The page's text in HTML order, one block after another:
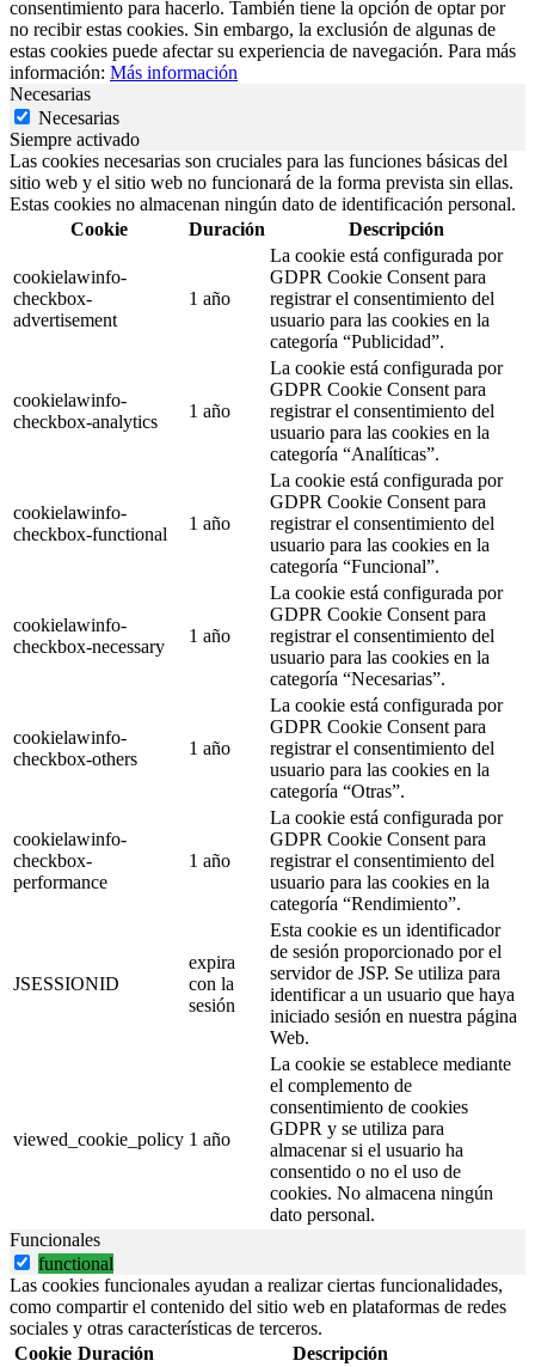
consentimiento para hacerlo. También tiene la opción de optar por
no recibir estas cookies. Sin embargo, la exclusión de algunas de
estas cookies puede afectar su experiencia de navegación. Para más
información: Más información
Necesarias
Necesarias
Siempre activado
Las cookies necesarias son cruciales para las funciones básicas del
sitio web y el sitio web no funcionará de la forma prevista sin ellas.
Estas cookies no almacenan ningún dato de identificación personal.
Cookie
Duración Descripción
cookielawinfo-
checkbox-
advertisement
1 año
La cookie está configurada por
GDPR Cookie Consent para
registrar el consentimiento del
usuario para las cookies en la
categoría “Publicidad”.
cookielawinfo-
checkbox-analytics
1 año
La cookie está configurada por
GDPR Cookie Consent para
registrar el consentimiento del
usuario para las cookies en la
categoría “Analíticas”.
cookielawinfo-
checkbox-functional
1 año
La cookie está configurada por
GDPR Cookie Consent para
registrar el consentimiento del
usuario para las cookies en la
categoría “Funcional”.
cookielawinfo-
checkbox-necessary
1 año
La cookie está configurada por
GDPR Cookie Consent para
registrar el consentimiento del
usuario para las cookies en la
categoría “Necesarias”.
cookielawinfo-
checkbox-others
1 año
La cookie está configurada por
GDPR Cookie Consent para
registrar el consentimiento del
usuario para las cookies en la
categoría “Otras”.
cookielawinfo-
checkbox-
performance
1 año
La cookie está configurada por
GDPR Cookie Consent para
registrar el consentimiento del
usuario para las cookies en la
categoría “Rendimiento”.
JSESSIONID
expira
con la
sesión
Esta cookie es un identificador
de sesión proporcionado por el
servidor de JSP. Se utiliza para
identificar a un usuario que haya
iniciado sesión en nuestra página
Web.
viewed_cookie_policy 1 año
La cookie se establece mediante
el complemento de
consentimiento de cookies
GDPR y se utiliza para
almacenar si el usuario ha
consentido o no el uso de
cookies. No almacena ningún
dato personal.
Funcionales
functional
Las cookies funcionales ayudan a realizar ciertas funcionalidades,
como compartir el contenido del sitio web en plataformas de redes
sociales y otras características de terceros.
Cookie Duración Descripción